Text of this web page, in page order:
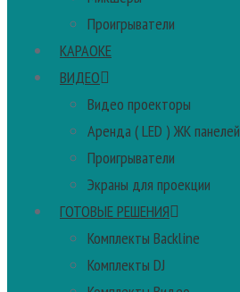
Проигрыватели
КАРАОКЕ
ВИДЕО
Видео проекторы
Аренда ( LED ) ЖК панелей
Проигрыватели
Экраны для проекции
ГОТОВЫЕ РЕШЕНИЯ
Комплекты Backline
Комплекты DJ